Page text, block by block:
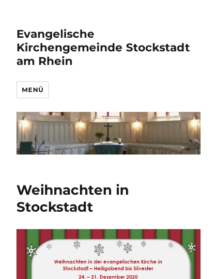
Evangelische
Kirchengemeinde Stockstadt
am Rhein
MENÜ
Weihnachten in
Stockstadt